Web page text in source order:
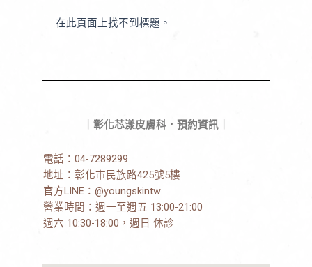
在此頁面上找不到標題。
｜彰化芯漾皮膚科．預約資訊｜
電話： 04-7289299
地址： 彰化市民族路425號5樓
官方LINE： @youngskintw
營業時間：週一至週五 13:00-21:00
週六 10:30-18:00，週日 休診